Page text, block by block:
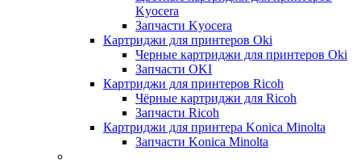
Kyocera
Запчасти Kyocera
Картриджи для принтеров Oki
Черные картриджи для принтеров Oki
Запчасти OKI
Картриджи для принтеров Ricoh
Чёрные картриджи для Ricoh
Запчасти Ricoh
Картриджи для принтера Konica Minolta
Запчасти Koniсa Minolta